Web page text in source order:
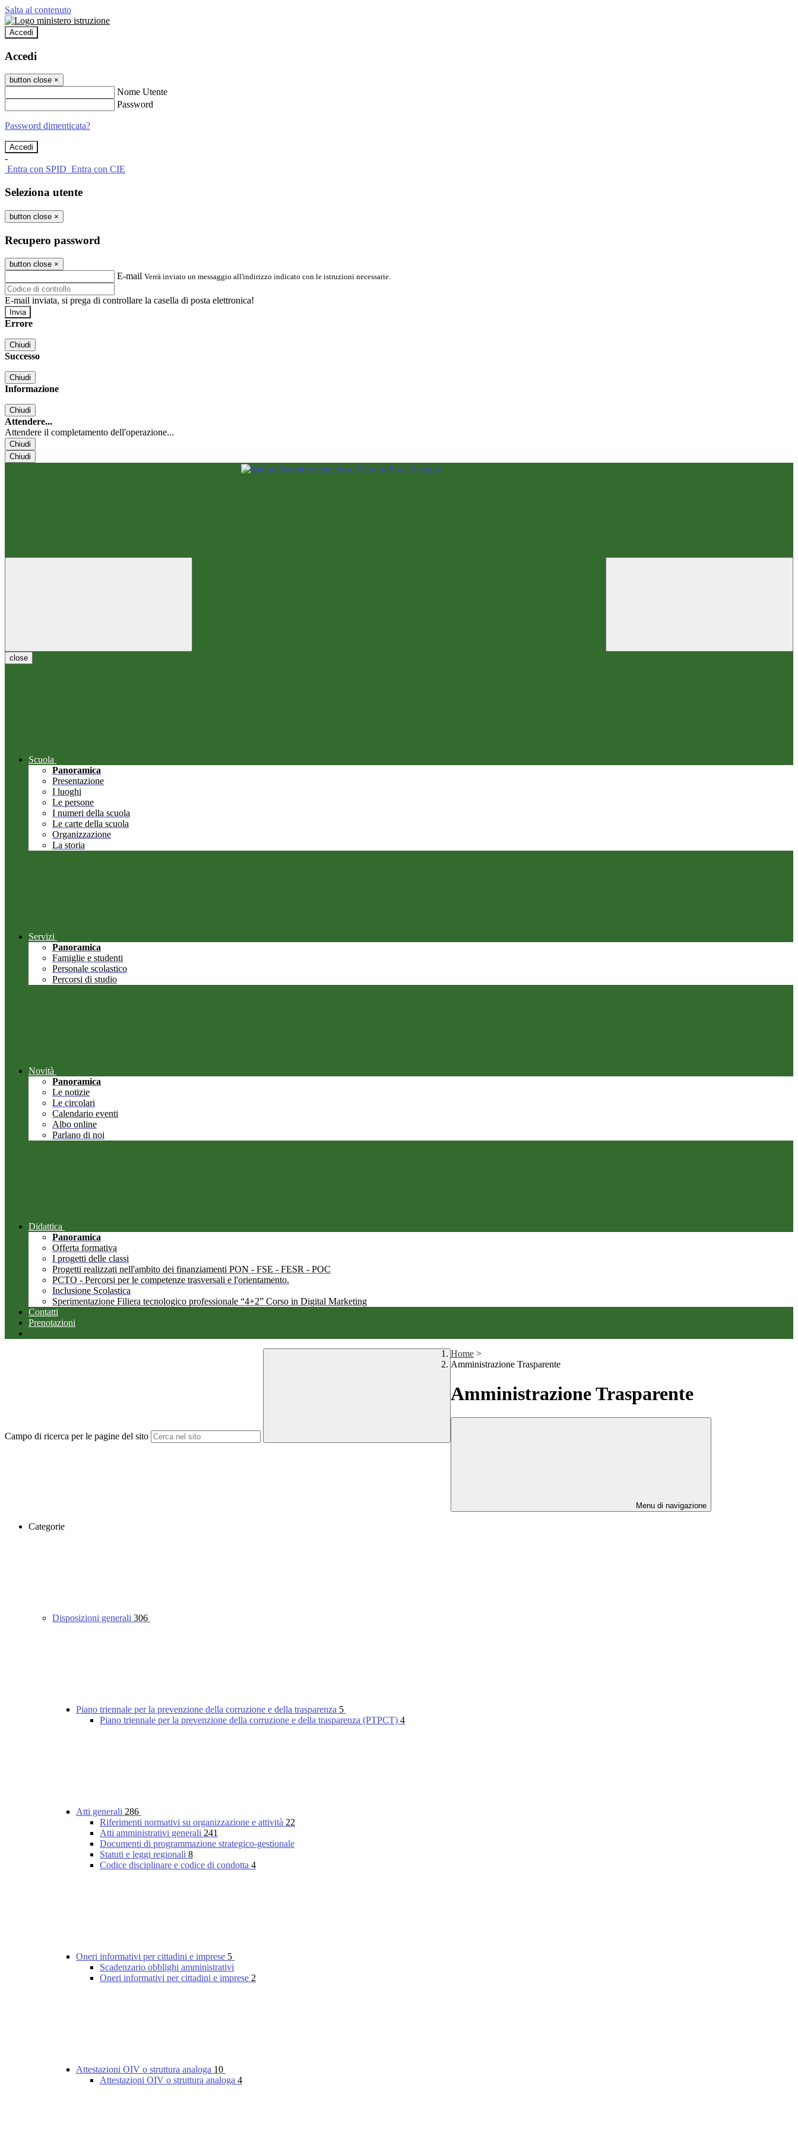
Salta al contenuto
Accedi
Accedi
button close ×
Nome Utente
Password
Password dimenticata?
-
Entra con SPID Entra con CIE
Seleziona utente
button close ×
Recupero password
button close ×
E-mail Verrà inviato un messaggio all'indirizzo indicato con le istruzioni necessarie.
E-mail inviata, si prega di controllare la casella di posta elettronica!
Errore
Chiudi
Successo
Chiudi
Informazione
Chiudi
Attendere...
Attendere il completamento dell'operazione...
Chiudi
Chiudi
close
Scuola
Panoramica
Presentazione
I luoghi
Le persone
I numeri della scuola
Le carte della scuola
Organizzazione
La storia
Servizi
Panoramica
Famiglie e studenti
Personale scolastico
Percorsi di studio
Novità
Panoramica
Le notizie
Le circolari
Calendario eventi
Albo online
Parlano di noi
Didattica
Panoramica
Offerta formativa
I progetti delle classi
Progetti realizzati nell'ambito dei finanziamenti PON - FSE - FESR - POC
PCTO - Percorsi per le competenze trasversali e l'orientamento.
Inclusione Scolastica
Sperimentazione Filiera tecnologico professionale “4+2” Corso in Digital Marketing
Contatti
Prenotazioni
Campo di ricerca per le pagine del sito
Home >
Amministrazione Trasparente
Amministrazione Trasparente
Menu di navigazione
Categorie
Disposizioni generali 306
Piano triennale per la prevenzione della corruzione e della trasparenza 5
Piano triennale per la prevenzione della corruzione e della trasparenza (PTPCT) 4
Atti generali 286
Riferimenti normativi su organizzazione e attività 22
Atti amministrativi generali 241
Documenti di programmazione strategico-gestionale
Statuti e leggi regionali 8
Codice disciplinare e codice di condotta 4
Oneri informativi per cittadini e imprese 5
Scadenzario obblighi amministrativi
Oneri informativi per cittadini e imprese 2
Attestazioni OIV o struttura analoga 10
Attestazioni OIV o struttura analoga 4